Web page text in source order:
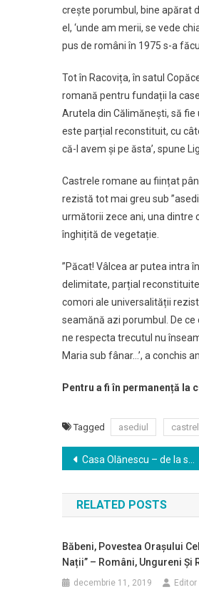
crește porumbul, bine apărat
el, ‘unde am merii, se vede
pus de români în 1975 s-a
Tot în Racovița, în satul
romană pentru fundații la
Arutela din Călimănești, să fie
este parțial reconstituit, cu
că-l avem și pe ăsta’, spune
Castrele romane au ființat
rezistă tot mai greu sub
următorii zece ani, una dintre
înghițită de vegetație.
”Păcat! Vâlcea ar putea intra
delimitate, parțial
comori ale universalității
seamănă azi porumbul. De
ne respecta trecutul nu
Maria sub fânar…’, a conchis
Pentru a fi în permanență
Tagged asediul
Navigare
în
articole
Casa Olănescu – de la schit, comisariat sovietic, CAP, azi o ruină nobilă în centrul municipiului Râmnicu Vâlcea
RELATED POSTS
Băbeni, Povestea Orașului
Nații” – Români, Ungureni Și
decembrie 11, 2019 Editor